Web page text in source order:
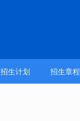
招生计划 招生章程